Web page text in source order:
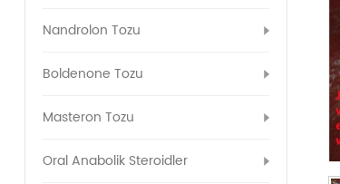
Nandrolon Tozu
Boldenone Tozu
Masteron Tozu
Oral Anabolik Steroidler